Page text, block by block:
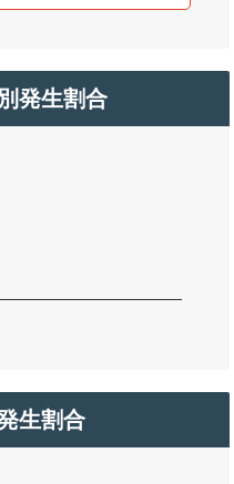
発生割合
生割合